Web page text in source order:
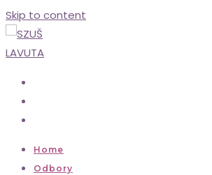
Skip to content
Home
Odbory